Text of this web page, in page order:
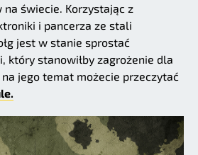
świecie. Korzystając z
i pancerza ze stali
jest w stanie sprostać
który stanowiłby zagrożenie dla
jego temat możecie przeczytać